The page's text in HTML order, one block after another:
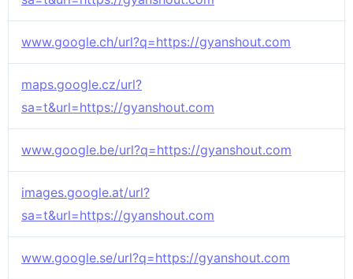
www.google.ch/url?q=https://gyanshout.com
maps.google.cz/url?
sa=t&url=https://gyanshout.com
www.google.be/url?q=https://gyanshout.com
images.google.at/url?
sa=t&url=https://gyanshout.com
www.google.se/url?q=https://gyanshout.com